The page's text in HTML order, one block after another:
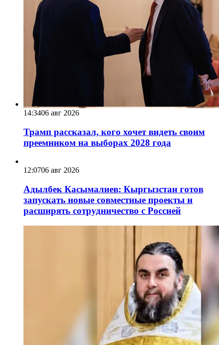
14:3406 авг 2026
Трамп рассказал, кого хочет видеть своим
преемником на выборах 2028 года
12:0706 авг 2026
Адылбек Касымалиев: Кыргызстан готов
запускать новые совместные проекты и
расширять сотрудничество с Россией